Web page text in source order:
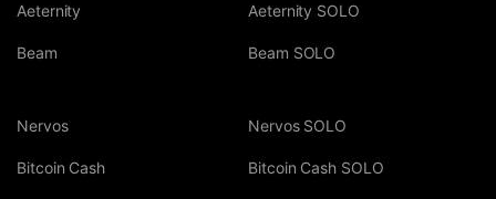
Aeternity
Beam
Aeternity SOLO
Beam SOLO
Nervos
Bitcoin Cash
Nervos SOLO
Bitcoin Cash SOLO